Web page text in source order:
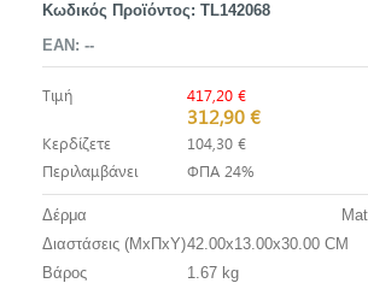
Κωδικός Προϊόντος: TL142068
EAN: --
Τιμή 417,20 €
312,90 €
Κερδίζετε
104,30 €
Περιλαμβάνει
ΦΠΑ 24%
Δέρμα
Διαστάσεις (ΜxΠxΥ)42.00x13.00x30.00 CM
Βάρος
1.67 kg